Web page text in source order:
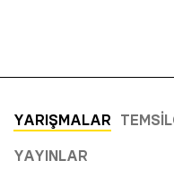
YARIŞMALAR
YAYINLAR